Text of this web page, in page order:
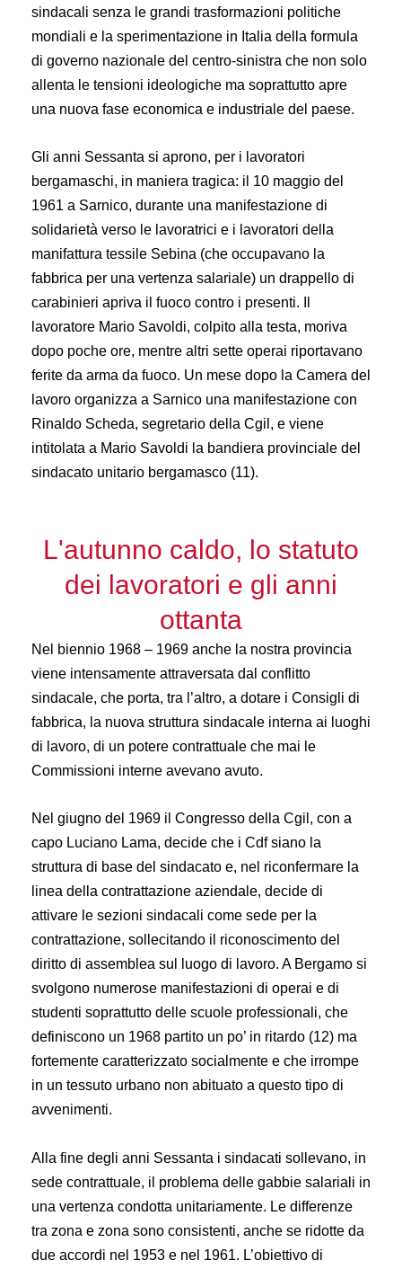
sindacali senza le grandi trasformazioni politiche
mondiali e la sperimentazione in Italia della formula
di governo nazionale del centro-sinistra che non solo
allenta le tensioni ideologiche ma soprattutto apre
una nuova fase economica e industriale del paese.
Gli anni Sessanta si aprono, per i lavoratori
bergamaschi, in maniera tragica: il 10 maggio del
1961 a Sarnico, durante una manifestazione di
solidarietà verso le lavoratrici e i lavoratori della
manifattura tessile Sebina (che occupavano la
fabbrica per una vertenza salariale) un drappello di
carabinieri apriva il fuoco contro i presenti. Il
lavoratore Mario Savoldi, colpito alla testa, moriva
dopo poche ore, mentre altri sette operai riportavano
ferite da arma da fuoco. Un mese dopo la Camera del
lavoro organizza a Sarnico una manifestazione con
Rinaldo Scheda, segretario della Cgil, e viene
intitolata a Mario Savoldi la bandiera provinciale del
sindacato unitario bergamasco (11).
L'autunno caldo, lo statuto
dei lavoratori e gli anni
ottanta
Nel biennio 1968 – 1969 anche la nostra provincia
viene intensamente attraversata dal conflitto
sindacale, che porta, tra l’altro, a dotare i Consigli di
fabbrica, la nuova struttura sindacale interna ai luoghi
di lavoro, di un potere contrattuale che mai le
Commissioni interne avevano avuto.
Nel giugno del 1969 il Congresso della Cgil, con a
capo Luciano Lama, decide che i Cdf siano la
struttura di base del sindacato e, nel riconfermare la
linea della contrattazione aziendale, decide di
attivare le sezioni sindacali come sede per la
contrattazione, sollecitando il riconoscimento del
diritto di assemblea sul luogo di lavoro. A Bergamo si
svolgono numerose manifestazioni di operai e di
studenti soprattutto delle scuole professionali, che
definiscono un 1968 partito un po’ in ritardo (12) ma
fortemente caratterizzato socialmente e che irrompe
in un tessuto urbano non abituato a questo tipo di
avvenimenti.
Alla fine degli anni Sessanta i sindacati sollevano, in
sede contrattuale, il problema delle gabbie salariali in
una vertenza condotta unitariamente. Le differenze
tra zona e zona sono consistenti, anche se ridotte da
due accordi nel 1953 e nel 1961. L’obiettivo di